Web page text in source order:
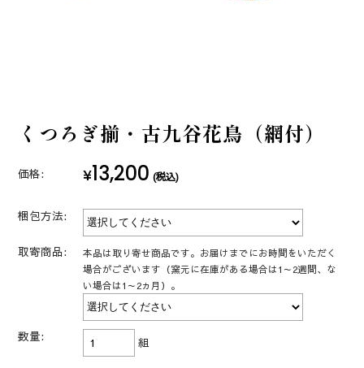
くつろぎ揃・古九谷花鳥（網付）
価格: ¥13,200 (税込)
梱包方法:
取寄商品:
本品は取り寄せ商品です。お届けまでにお時間をいただく
場合がございます（窯元に在庫がある場合は1～2週間、な
い場合は1～2ヵ月）。
数量: 組